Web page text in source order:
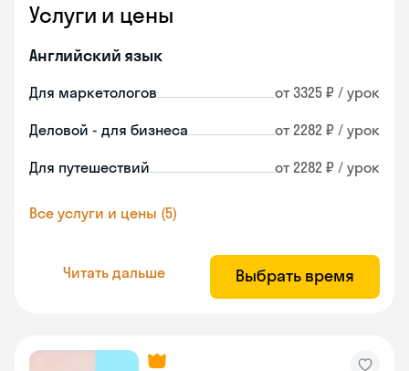
Услуги и цены
Английский язык
Для маркетологов от 3325 ₽ / урок
Деловой - для бизнеса от 2282 ₽ / урок
Для путешествий от 2282 ₽ / урок
Все услуги и цены (5)
Читать дальше Выбрать время